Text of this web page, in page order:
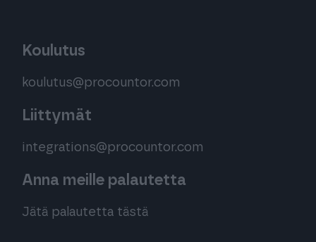
Koulutus
koulutus@procountor.com
Liittymät
integrations@procountor.com
Anna meille palautetta
Jätä palautetta tästä